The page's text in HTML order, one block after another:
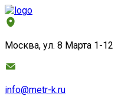
Москва, ул. 8 Марта 1-12
info@metr-k.ru